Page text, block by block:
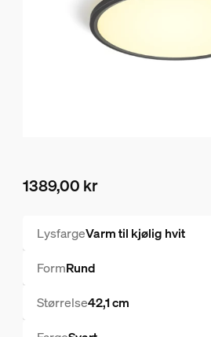
1389,00 kr
LysfargeVarm til kjølig hvit
FormRund
Størrelse42,1 cm